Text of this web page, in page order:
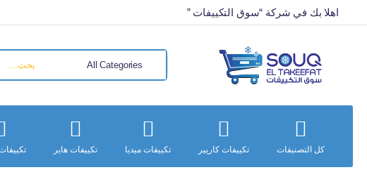
اهلا بك في شركة “سوق التكييفات ”
كل التصنيفات تكييفات كاريير تكييفات ميديا تكييفات هاير